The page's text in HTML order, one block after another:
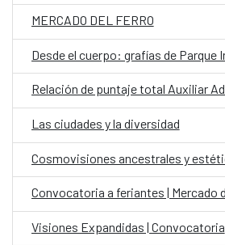
MERCADO DEL FERRO
Desde el cuerpo: grafías de Parque
Las ciudades y la diversidad
Cosmovisiones ancestrales y
Convocatoria a feriantes | Mercado
Visiones Expandidas | Convocatoria